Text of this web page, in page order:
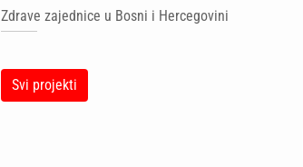
Zdrave zajednice u Bosni i Hercegovini
Svi projekti